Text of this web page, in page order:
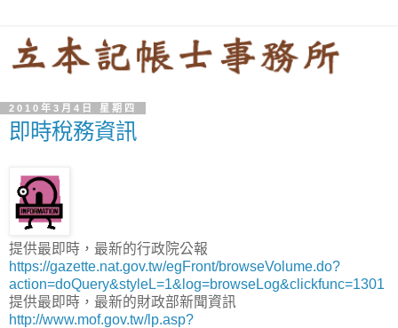
2010年3月4日 星期四
即時稅務資訊
提供最即時，最新的行政院公報
https://gazette.nat.gov.tw/egFront/browseVolume.do?
action=doQuery&styleL=1&log=browseLog&clickfunc=1301
提供最即時，最新的財政部新聞資訊
http://www.mof.gov.tw/lp.asp?